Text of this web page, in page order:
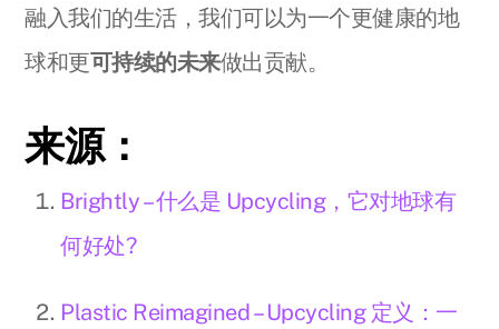
融入我们的生活，我们可以为一个更健康的地
球和更可持续的未来做出贡献。
来源：
Brightly – 什么是 Upcycling，它对地球有
何好处?
Plastic Reimagined – Upcycling 定义：一